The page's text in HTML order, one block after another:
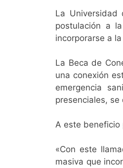
La Universidad
postulación a
incorporarse a
La Beca de
una conexión
emergencia
presenciales,
A este beneficio
«Con este
masiva que